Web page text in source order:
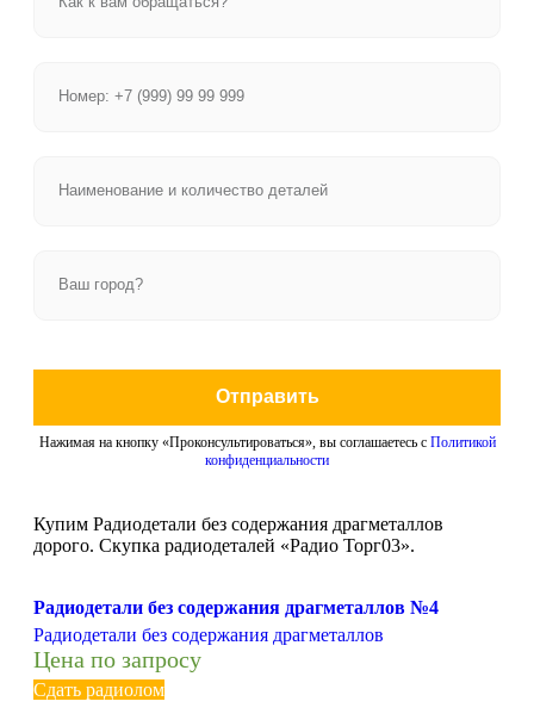
Отправить
Нажимая на кнопку «Проконсультироваться», вы соглашаетесь с Политикой
конфиденциальности
Купим Радиодетали без содержания драгметаллов
дорого. Скупка радиодеталей «Радио Торг03».
Радиодетали без содержания драгметаллов №4
Радиодетали без содержания драгметаллов
Цена по запросу
Сдать радиолом